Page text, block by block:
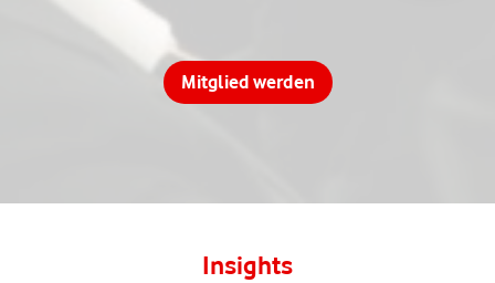
Mitglied werden
Insights